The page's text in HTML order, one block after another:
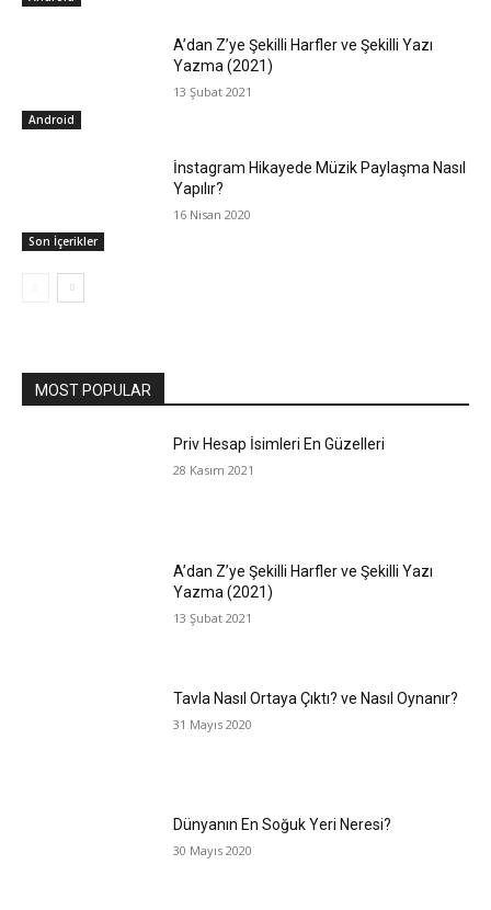
Android
A’dan Z’ye Şekilli Harfler ve Şekilli Yazı
Yazma (2021)
13 Şubat 2021
Son İçerikler
İnstagram Hikayede Müzik Paylaşma Nasıl
Yapılır?
16 Nisan 2020
MOST POPULAR
Priv Hesap İsimleri En Güzelleri
28 Kasım 2021
A’dan Z’ye Şekilli Harfler ve Şekilli Yazı
Yazma (2021)
13 Şubat 2021
Tavla Nasıl Ortaya Çıktı? ve Nasıl Oynanır?
31 Mayıs 2020
Dünyanın En Soğuk Yeri Neresi?
30 Mayıs 2020